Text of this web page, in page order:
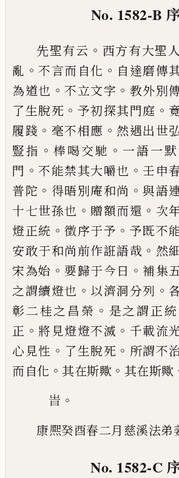
No. 1582-B
先聖有云 。 西方有大聖
亂 。不言而自化 。 自達磨傳
為道也 。不立文字 。 教外別
了生脫死 。 予初探其門庭 。
履踐 。 毫不相應 。 然遇出世
豎指 。棒喝交馳 。 一語一
門 。不能禁其大嚼也 。壬申
普陀 。 得晤別庵和尚 。與語
十七世孫也 。 贈額而還 。 次
燈正統 。徵序于予 。 予既不
安敢于和尚前作誑語哉 。 然
宋為始 。要歸于今日 。 補集
之謂續燈也 。 以濟洞分列 。
彰二桂之昌榮 。 是之謂正
正 。 將見燈燈不滅 。 千載流
心見性 。 了生脫死 。 所謂不
而自化 。 其在斯歟 。 其在斯歟
旹 。
康熈癸酉春二月慈溪法弟
No. 1582-C